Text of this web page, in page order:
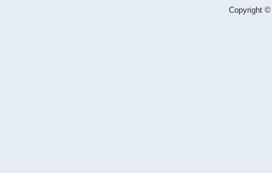
Copyright ©